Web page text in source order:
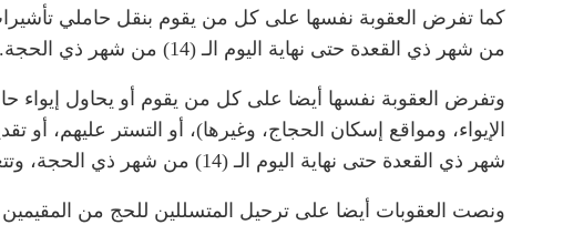
كما تفرض العقوبة نفسها على كل من يقوم بنقل حاملي
من شهر ذي القعدة حتى نهاية اليوم الـ (14) من شهر ذي الحجة.
وتفرض العقوبة نفسها أيضا على كل من يقوم أو يحاول إيواء
الإيواء، ومواقع إسكان الحجاج، وغيرها)، أو التستر عليهم،
شهر ذي القعدة حتى نهاية اليوم الـ (14) من شهر ذي الحجة، وتتعدد الغرامات بتعدد الأشخاص المخالفين الذين يتم إيواؤهم أو التستر عليهم أو تقديم المساعدة لهم.
ونصت العقوبات أيضا على ترحيل المتسللين للحج من المقيمين